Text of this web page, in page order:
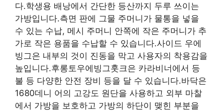
다.학생용 배낭에서 간단한 등산까지 두루 쓰이는
가방입니다.측면 판에 그물 주머니가 물통을 넣을
수 있는 수납, 메시 주머니 안쪽에 작은 주머니가 추
가로 작은 용품을 수납할 수 있습니다.사이드 우에
빙그은 내부의 것이 진동을 막고 사용자의 착용감을
높입니다.후롱토우에빙그훗크은 카라비너에서 등
불 등 다양한 안전 장비 등을 달 수 있습니다.바닥은
1680데니 어의 고강도 원단을 사용하고 외부 마찰
에서 가방을 보호하고 가방의 하단이 맺힌 부분을